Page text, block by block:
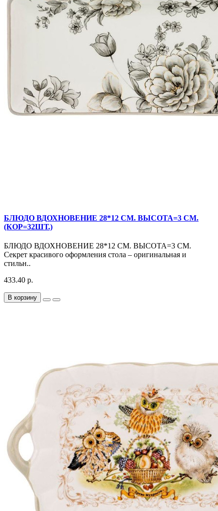
БЛЮДО ВДОХНОВЕНИЕ 28*12 СМ. ВЫСОТА=3 СМ.
(КОР=32ШТ.)
БЛЮДО ВДОХНОВЕНИЕ 28*12 СМ. ВЫСОТА=3 СМ.
Секрет красивого оформления стола – оригинальная и
стильн..
433.40 р.
В корзину